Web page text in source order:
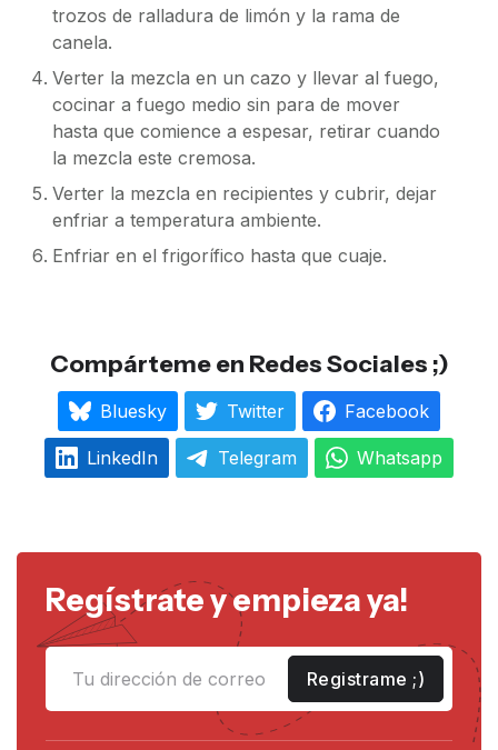
trozos de ralladura de limón y la rama de
canela.
Verter la mezcla en un cazo y llevar al fuego,
cocinar a fuego medio sin para de mover
hasta que comience a espesar, retirar cuando
la mezcla este cremosa.
Verter la mezcla en recipientes y cubrir, dejar
enfriar a temperatura ambiente.
Enfriar en el frigorífico hasta que cuaje.
Compárteme en Redes Sociales ;)
Bluesky Twitter Facebook
LinkedIn Telegram Whatsapp
Regístrate y empieza ya!
Registrame ;)